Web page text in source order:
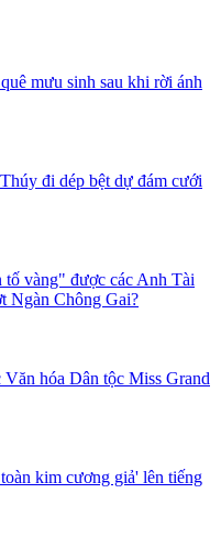
mưu sinh sau khi rời ánh
đi dép bệt dự đám cưới
vàng" được các Anh Tài
Ngàn Chông Gai?
hóa Dân tộc Miss Grand
kim cương giả' lên tiếng